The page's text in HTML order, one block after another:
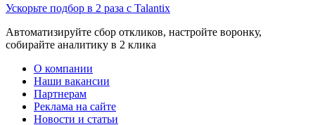
Ускорьте подбор в 2 раза с Talantix
Автоматизируйте сбор откликов, настройте воронку,
собирайте аналитику в 2 клика
О компании
Наши вакансии
Партнерам
Реклама на сайте
Новости и статьи